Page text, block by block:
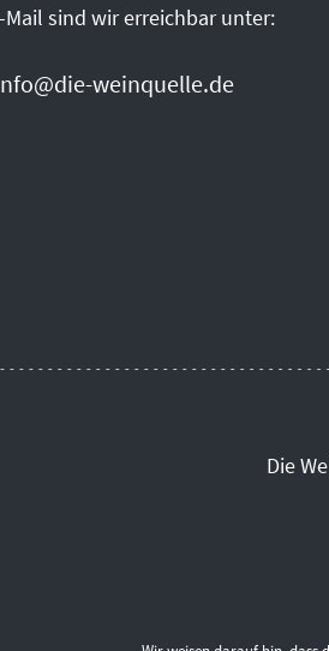
Mail sind wir erreichbar unter:
weinquelle.de
Die